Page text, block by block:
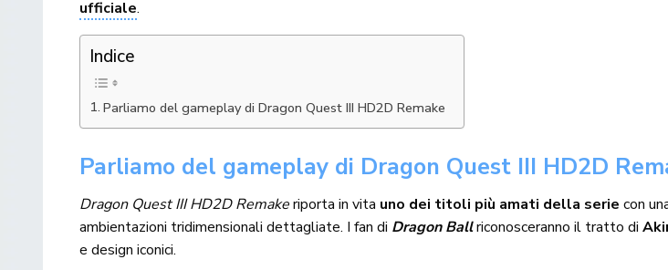
ufficiale.
Indice
Parliamo del gameplay di Dragon Quest III HD2D Remake
Parliamo del gameplay di Dragon Quest III HD2D
Dragon Quest III HD2D Remakeriporta in vita uno dei titoli più amati della serie con
ambientazioni tridimensionali dettagliate. I fan di Dragon Ballriconosceranno il tratto di
e design iconici.